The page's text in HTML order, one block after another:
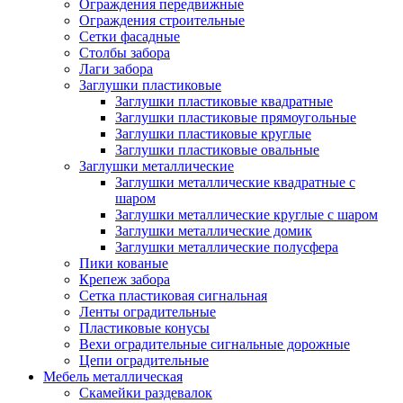
Ограждения передвижные
Ограждения строительные
Сетки фасадные
Столбы забора
Лаги забора
Заглушки пластиковые
Заглушки пластиковые квадратные
Заглушки пластиковые прямоугольные
Заглушки пластиковые круглые
Заглушки пластиковые овальные
Заглушки металлические
Заглушки металлические квадратные с
шаром
Заглушки металлические круглые с шаром
Заглушки металлические домик
Заглушки металлические полусфера
Пики кованые
Крепеж забора
Сетка пластиковая сигнальная
Ленты оградительные
Пластиковые конусы
Вехи оградительные сигнальные дорожные
Цепи оградительные
Мебель металлическая
Скамейки раздевалок